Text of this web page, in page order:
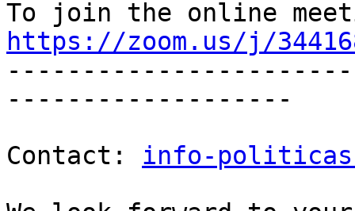
https://zoom.us/j/
-------------------
Contact: info-